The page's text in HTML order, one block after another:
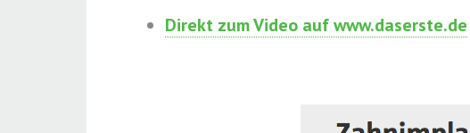
Direkt zum Video auf www.daserste.de